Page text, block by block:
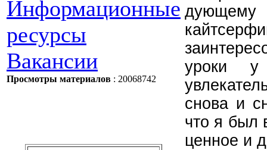
Информационные
ресурсы
Вакансии
Просмотры материалов : 20068742
уроки у
снова и
что я был
ценное и